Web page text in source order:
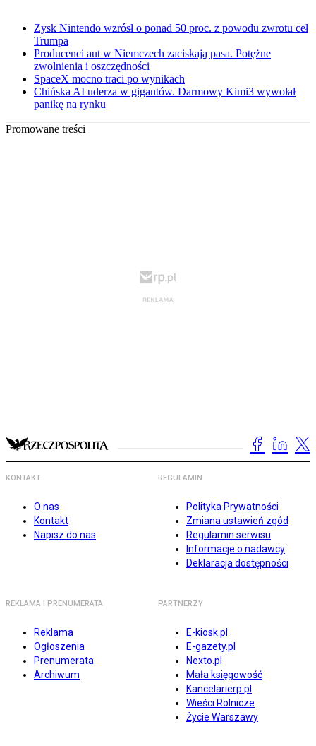
Zysk Nintendo wzrósł o ponad 50 proc. z powodu zwrotu ceł
Trumpa
Producenci aut w Niemczech zaciskają pasa. Potężne
zwolnienia i oszczędności
SpaceX mocno traci po wynikach
Chińska AI uderza w gigantów. Darmowy Kimi3 wywołał
panikę na rynku
Promowane treści
KONTAKT
O nas
Kontakt
Napisz do nas
REGULAMIN
Polityka Prywatności
Zmiana ustawień zgód
Regulamin serwisu
Informacje o nadawcy
Deklaracja dostępności
REKLAMA I PRENUMERATA
Reklama
Ogłoszenia
Prenumerata
Archiwum
PARTNERZY
E-kiosk.pl
E-gazety.pl
Nexto.pl
Mała księgowość
Kancelarierp.pl
Wieści Rolnicze
Życie Warszawy